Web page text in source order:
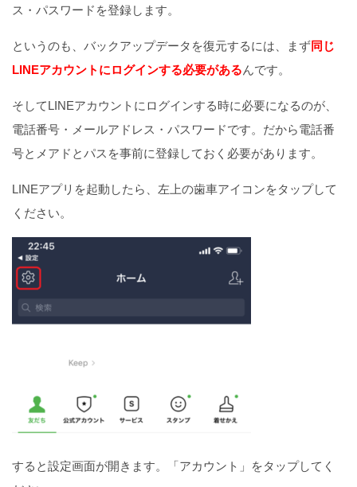
ス・パスワードを登録します。
というのも、バックアップデータを復元するには、まず同じ
LINEアカウントにログインする必要があるんです。
そしてLINEアカウントにログインする時に必要になるのが、
電話番号・メールアドレス・パスワードです。だから電話番
号とメアドとパスを事前に登録しておく必要があります。
LINEアプリを起動したら、左上の歯車アイコンをタップして
ください。
すると設定画面が開きます。「アカウント」をタップしてく